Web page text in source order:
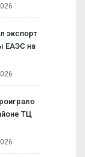
экспорт
ЕАЭС на
ТЦ